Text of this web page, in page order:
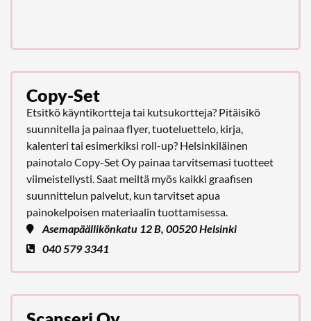
Copy-Set
Etsitkö käyntikortteja tai kutsukortteja? Pitäisikö
suunnitella ja painaa flyer, tuoteluettelo, kirja,
kalenteri tai esimerkiksi roll-up? Helsinkiläinen
painotalo Copy-Set Oy painaa tarvitsemasi tuotteet
viimeistellysti. Saat meiltä myös kaikki graafisen
suunnittelun palvelut, kun tarvitset apua
painokelpoisen materiaalin tuottamisessa.
Asemapäällikönkatu 12 B, 00520 Helsinki
040 579 3341